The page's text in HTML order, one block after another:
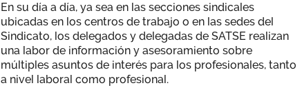
En su día a día, ya sea en las secciones sindicales
ubicadas en los centros de trabajo o en las sedes del
Sindicato, los delegados y delegadas de SATSE realizan
una labor de información y asesoramiento sobre
múltiples asuntos de interés para los profesionales, tanto
a nivel laboral como profesional.